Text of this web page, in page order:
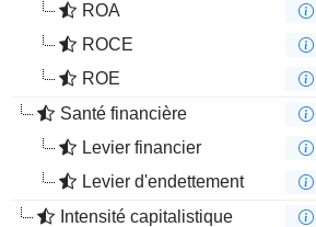
ROA
ROCE
ROE
Santé financière
Levier financier
Levier d'endettement
Intensité capitalistique